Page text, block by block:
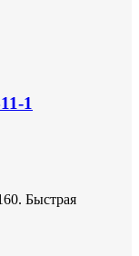
1
Быстрая